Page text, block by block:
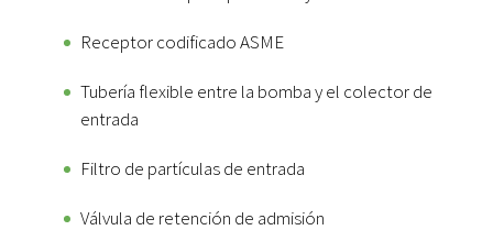
Receptor codificado ASME
Tubería flexible entre la bomba y el colector de
entrada
Filtro de partículas de entrada
Válvula de retención de admisión